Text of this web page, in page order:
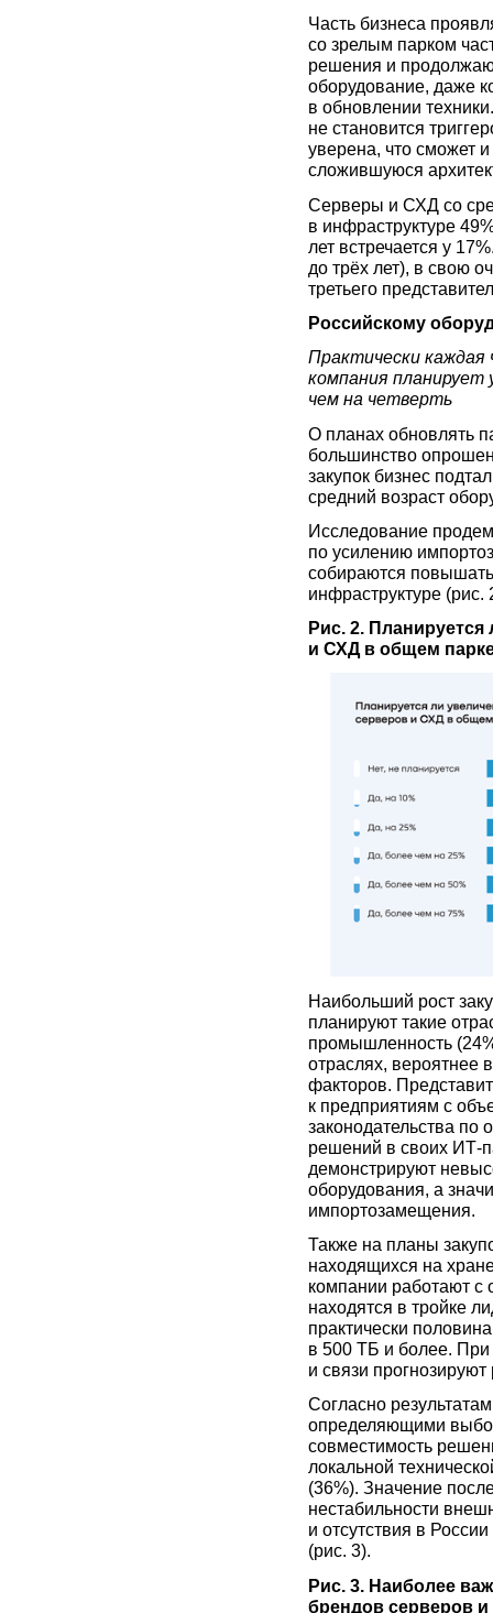
Часть бизнеса
со зрелым парком
решения и
оборудование, даже
в обновлении
не становится
уверена, что сможет
сложившуюся
Серверы и СХД со
в инфраструктуре
лет встречается у
до трёх лет), в свою
третьего
Российскому
Практически каждая
компания планирует
чем на четверть
О планах обновлять
большинство
закупок бизнес
средний возраст
Исследование
по усилению
собираются
инфраструктуре (рис.
Рис. 2.
и СХД в общем
Наибольший рост
планируют такие
промышленность
отраслях, вероятнее
факторов.
к предприятиям с
законодательства по
решений в своих ИТ-
демонстрируют
оборудования, а
импортозамещения.
Также на планы
находящихся на
компании работают
находятся в тройке
практически
в 500 ТБ и более. При
и связи
Согласно
определяющими
совместимость
локальной
(36%). Значение
нестабильности
и отсутствия в
(рис. 3).
Рис. 3. Наиболее
брендов серверов